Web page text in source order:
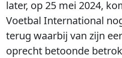
later, op 25 mei 2024,
Voetbal International
terug waarbij van zijn
oprecht betoonde